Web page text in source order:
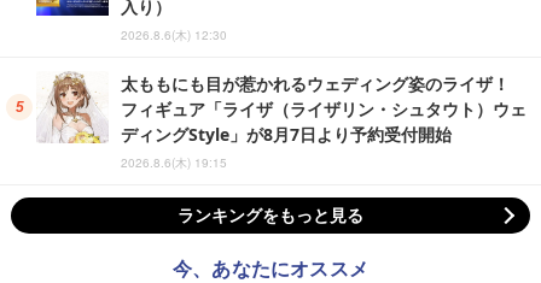
入り）
2026.8.6(木) 12:30
太ももにも目が惹かれるウェディング姿のライザ！
フィギュア「ライザ（ライザリン・シュタウト）ウェ
ディングStyle」が8月7日より予約受付開始
2026.8.6(木) 19:15
ランキングをもっと見る
今、あなたにオススメ